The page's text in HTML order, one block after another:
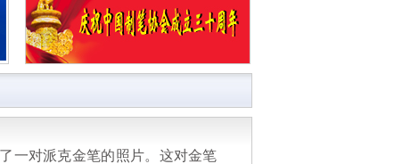
一对派克金笔的照片。这对金笔